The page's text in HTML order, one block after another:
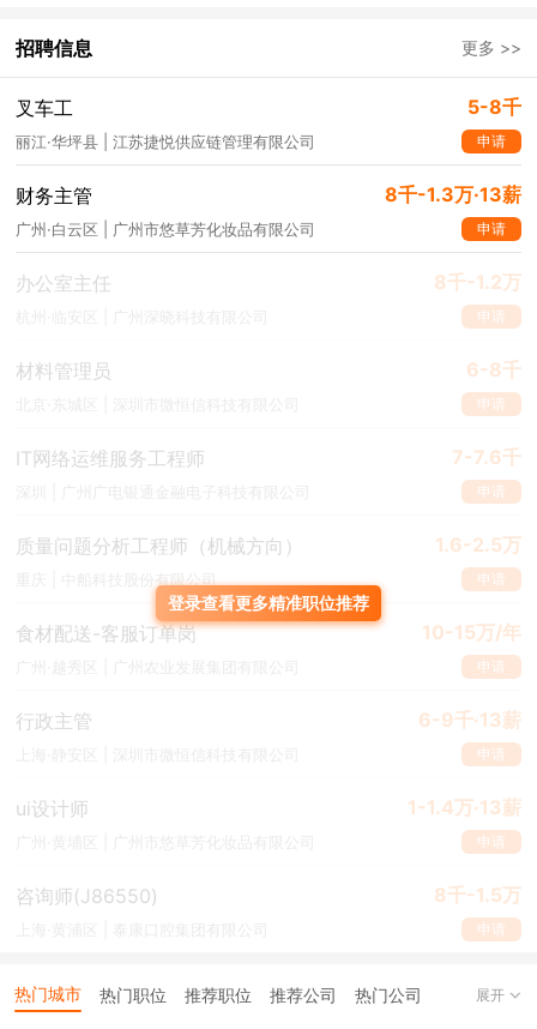
爱做甩锅侠——学会担
当，从推诿到主动解决
问题
巨婴思维的第二大特征就是，一旦工作出现错误，不把精力放在如何
解决问题上，而是一味推诿责任，从别人身上找问题，怪环境不好，
怪同事协作不力，却从来不会怪自己。公司不是家庭，人人都有应尽
之责，同事也不是父母，他们没有义务和责任帮你收拾残局。
职场中不怕犯错，怕的是犯错后没有及时有效的弥补方案。
所以，遇
到问题要以“成年人”的身份主动承担责任，第一时间思考如何解决，
有颗玻璃心——破除玻
璃心，从敏感到钝感
巨婴思维的第三大特征通常表现为心理承受能力差，遇事不顺便自怨
导批评几句，便会产生抗拒心理，还容易情绪崩溃或行为失控。
是摆脱职场巨婴心理必须具备的能力。
对待上级领导的高标准和严要
求，应该将目光放在问题本身，而不是放在领导的批评上，这样才能
摆正心态，把心思专注在工作上。
总之，有着巨婴思维的职场人，他们的思维方式不符合职场的行为准
大家正视“巨婴”思维的局限性，并要时刻对照巨婴特征进行自省，若
招聘信息 更多 >>
叉车工 5-8千
丽江·华坪县 | 江苏捷悦供应链管理有限公司 申请
财务主管 8千-1.3万·13薪
广州·白云区 | 广州市悠草芳化妆品有限公司 申请
办公室主任 8千-1.2万
申请
材料管理员 6-8千
申请
IT网络运维服务工程师 7-7.6千
申请
质量问题分析工程师（机械方向） 1.6-2.5万
重庆 | 中船科技股份有限公司 申请
食材配送-客服订单岗 10-15万/年
申请
行政主管 6-9千·13薪
申请
ui设计师 1-1.4万·13薪
申请
咨询师(J86550) 8千-1.5万
申请
登录查看更多精准职位推荐
热门城市 热门职位 推荐职位 推荐公司 热门公司 展开